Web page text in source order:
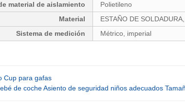
material de aislamiento
Polietileno
Material
ESTAÑO DE
Sistema de medición
Métrico, imperial
Cup para gafas
de coche Asiento de seguridad niños adecuados